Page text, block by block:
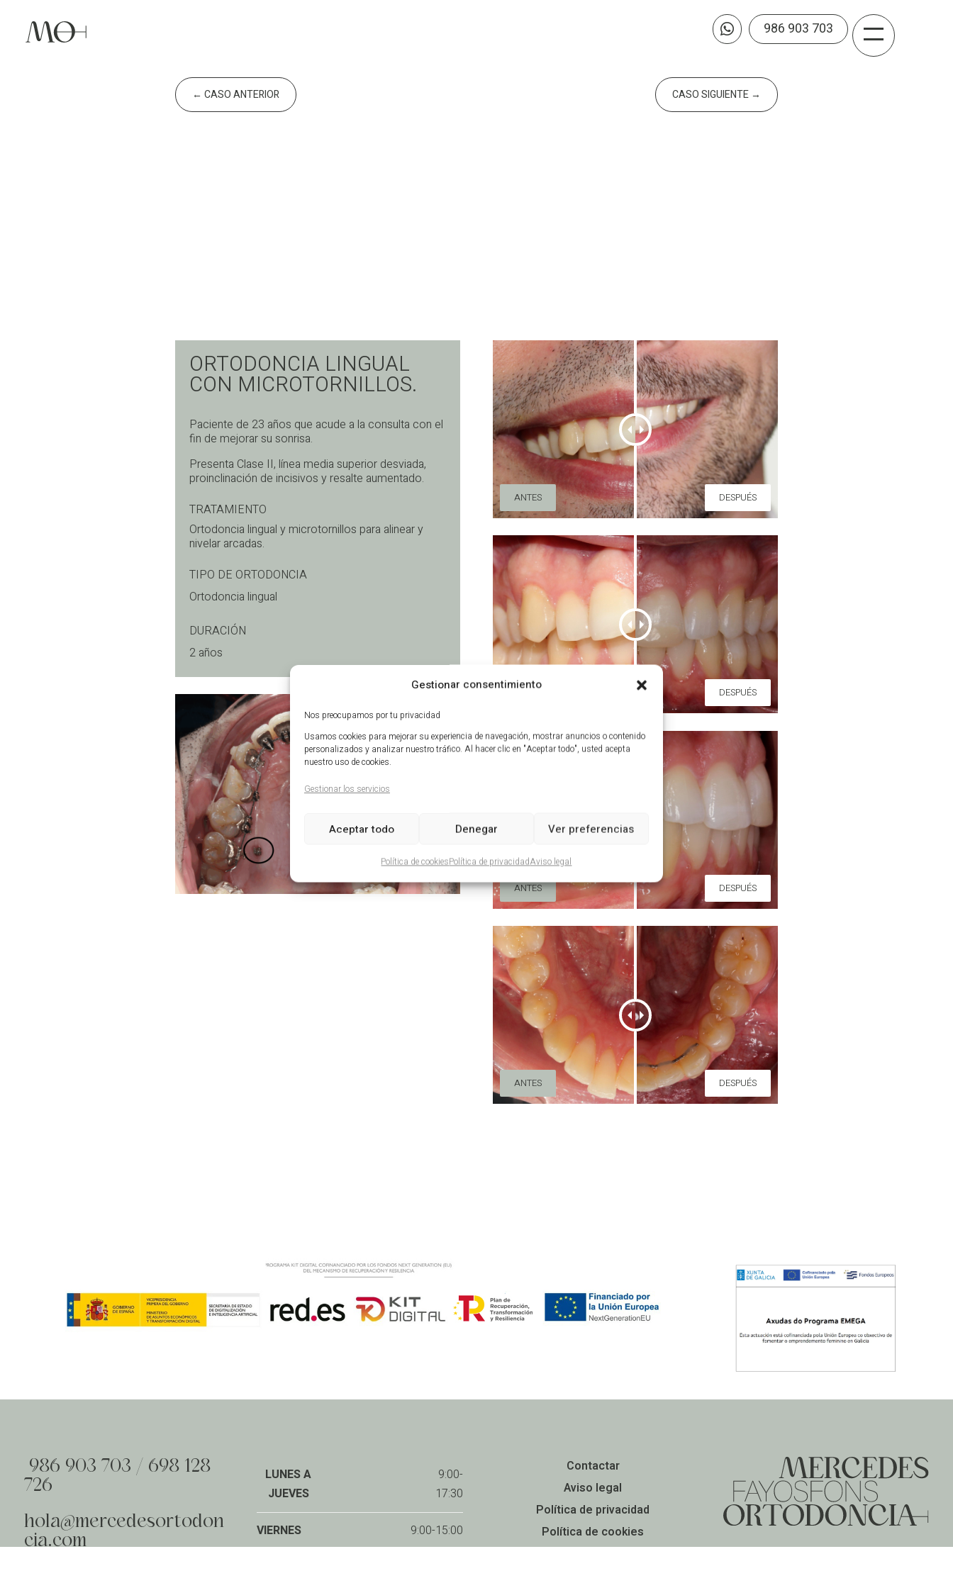
Gestionar consentimiento
Nos preocupamos por tu privacidad
Usamos cookies para mejorar su experiencia de navegación, mostrar anuncios o contenido
personalizados y analizar nuestro tráfico. Al hacer clic en "Aceptar todo", usted acepta
nuestro uso de cookies.
Gestionar los servicios
Aceptar todo Denegar Ver preferencias
Política de cookiesPolítica de privacidadAviso legal
 986 903 703
ORTODONCIA LINGUAL
CON MICROTORNILLOS.
Paciente de 23 años que acude a la consulta con el
fin de mejorar su sonrisa.
Presenta Clase II, línea media superior desviada,
proinclinación de incisivos y resalte aumentado.
TRATAMIENTO
Ortodoncia lingual y microtornillos para alinear y
nivelar arcadas.
TIPO DE ORTODONCIA
Ortodoncia lingual
DURACIÓN
2 años
ANTES DESPUÉS
ANTES DESPUÉS
ANTES DESPUÉS
ANTES DESPUÉS
← CASO ANTERIOR CASO SIGUIENTE →
986 903 703 / 698 128
726
hola@mercedesortodon
cia.com
LUNES A
JUEVES
9:00-
17:30
VIERNES 9:00-15:00
Contactar
Aviso legal
Política de privacidad
Política de cookies